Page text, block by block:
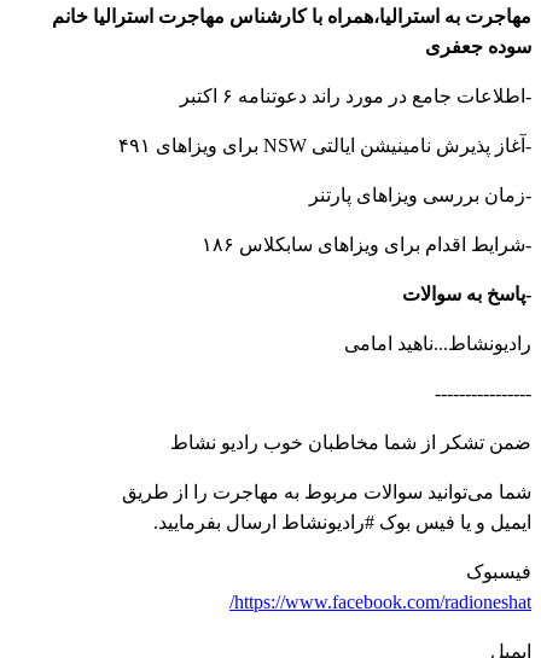
مهاجرت به استرالیا،همراه با کارشناس مهاجرت استرالیا خانم
سوده جعفری
-اطلاعات جامع در مورد راند دعوتنامه ۶ اکتبر
-آغاز پذیرش نامینیشن ایالتی NSW برای ویزاهای ۴۹۱
-زمان بررسی ویزاهای پارتنر
-شرایط اقدام برای ویزاهای سابکلاس ۱۸۶
-پاسخ به سوالات
رادیونشاط...ناهید امامی
----------------
ضمن تشکر از شما مخاطبان خوب رادیو نشاط
شما می‌توانید سوالات مربوط به مهاجرت را از طریق
ایمیل و یا فیس بوک #رادیونشاط ارسال بفرمایید.
فیسبوک
https://www.facebook.com/radioneshat/
ایمیل